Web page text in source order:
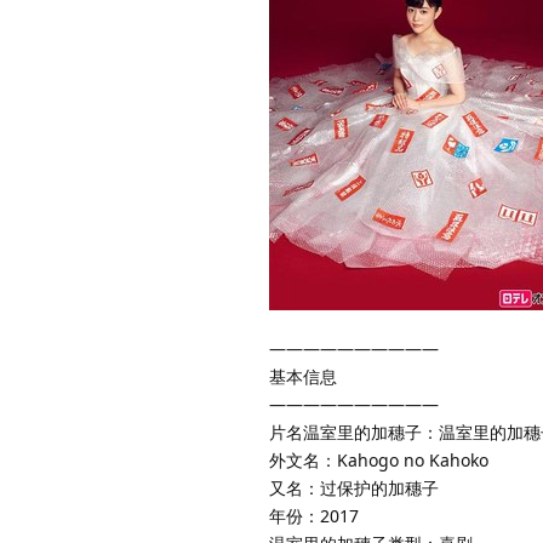
——————————
基本信息
——————————
片名温室里的加穗子：温室里的加
外文名：Kahogo no Kahoko
又名：过保护的加穗子
年份：2017